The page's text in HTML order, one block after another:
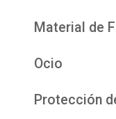
Material de
Ocio
Protección